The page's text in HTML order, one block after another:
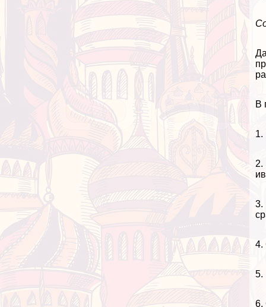
В
1.
2.
3.
4.
5.
6.